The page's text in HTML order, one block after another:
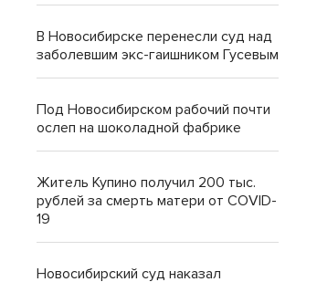
В Новосибирске перенесли суд над
заболевшим экс-гаишником Гусевым
Под Новосибирском рабочий почти
ослеп на шоколадной фабрике
Житель Купино получил 200 тыс.
рублей за смерть матери от COVID-
19
Новосибирский суд наказал